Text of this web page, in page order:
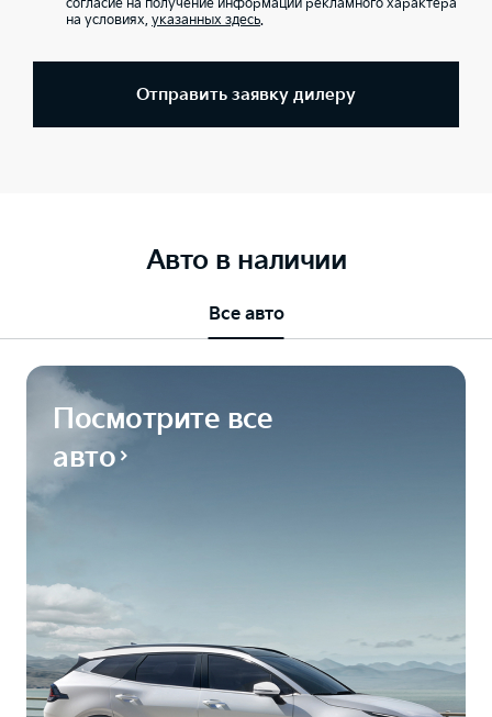
согласие на получение информации рекламного характера
на условиях, указанных здесь.
Отправить заявку дилеру
Авто в наличии
Все авто
Посмотрите все
авто